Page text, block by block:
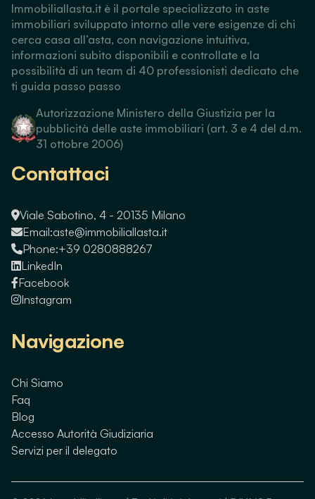
Immobiliallasta.it è il portale specializzato in aste
immobiliari sviluppato intorno alle vere esigenze di chi
cerca casa all’asta, con navigazione intuitiva,
informazioni subito disponibili e controllate e la
possibilità di un team di 40 professionisti dedicato che
ti guida passo passo
Autorizzazione Ministero della Giustizia per la
pubblicità delle aste immobiliari (art. 3 e 4 del d.m.
31 ottobre 2006)
Contattaci
Viale Sabotino, 4 - 20135 Milano
Email:aste@immobiliallasta.it
Phone:+39 0280888267
LinkedIn
Facebook
Instagram
Navigazione
Chi Siamo
Faq
Blog
Accesso Autorità Giudiziaria
Servizi per il delegato